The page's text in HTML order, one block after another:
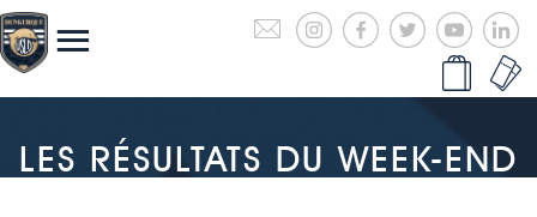
LES RÉSULTATS DU WEEK-END